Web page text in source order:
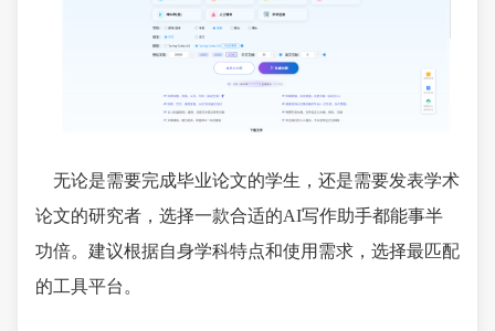
无论是需要完成毕业论文的学生，还是需要发表学术
论文的研究者，选择一款合适的AI写作助手都能事半
功倍。建议根据自身学科特点和使用需求，选择最匹配
的工具平台。